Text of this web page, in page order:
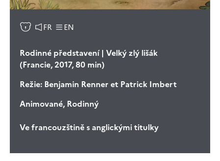
FR EN
Rodinné představení | Velký zlý lišák
(Francie, 2017, 80 min)
Režie: Benjamin Renner et Patrick Imbert
Animované, Rodinný
Ve francouzštině s anglickými titulky